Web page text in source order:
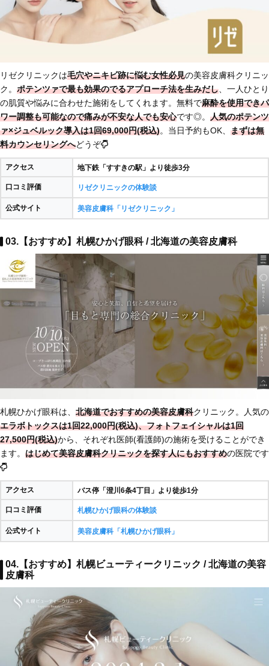
リゼクリニックは毛穴やニキビ跡に悩む女性必見の美容皮膚科クリニッ
ク。 ポテンツァで最も効果のでるアプローチ法を生みだし 、一人ひとり
の肌質や悩みに合わせた施術をしてくれます。無料で麻酔を使用できパ
ワー調整も可能なので痛みが不安な人でも安心です◎。 人気のポテンツ
ァ×ジュベルック導入は1回69,000円(税込)。当日予約もOK、 まずは無
料カウンセリングへどうぞ
アクセス 地下鉄「すすきの駅」より徒歩3分
口コミ評価 リゼクリニックの体験談
公式サイト 美容皮膚科「リゼクリニック」
03.【おすすめ】札幌ひかげ眼科 / 北海道の美容皮膚科
札幌ひかげ眼科は、 北海道でおすすめの美容皮膚科クリニック。人気の
エラボトックスは1回22,000円(税込)、フォトフェイシャルは1回
27,500円(税込)から、それぞれ医師(看護師)の施術を受けることができ
ます。 はじめて美容皮膚科クリニックを探す人にもおすすめの医院です
アクセス バス停「澄川6条4丁目」より徒歩1分
口コミ評価 札幌ひかげ眼科の体験談
公式サイト 美容皮膚科「札幌ひかげ眼科」
04.【おすすめ】札幌ビューティークリニック / 北海道の美容
皮膚科